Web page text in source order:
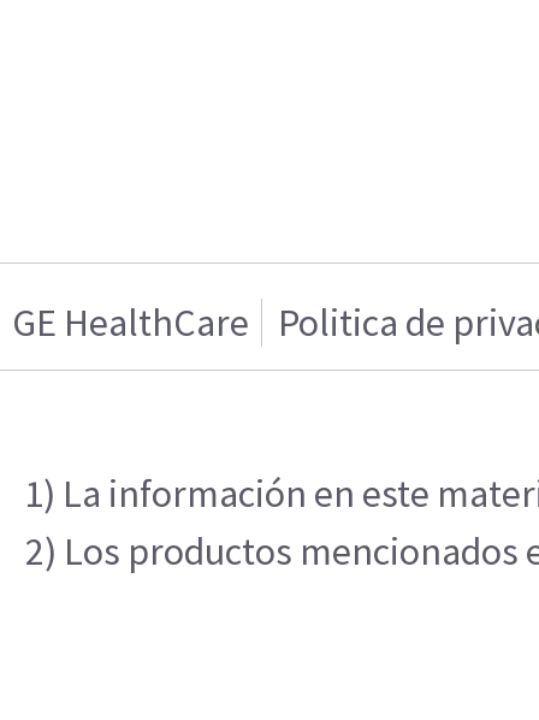
GE HealthCare Politica de
1) La información en este
2) Los productos mencionados